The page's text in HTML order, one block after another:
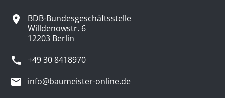
BDB-Bundesgeschäftsstelle
Willdenowstr. 6
12203 Berlin
+49 30 8418970
info@baumeister-online.de